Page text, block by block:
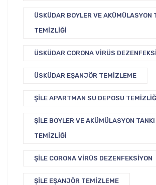
ÜSKÜDAR BOYLER VE AKÜMÜLASYON
TEMIZLIĞI
ÜSKÜDAR CORONA VIRÜS
ÜSKÜDAR EŞANJÖR TEMIZLEME
ŞILE APARTMAN SU DEPOSU
ŞILE BOYLER VE AKÜMÜLASYON TANKI
TEMIZLIĞI
ŞILE CORONA VIRÜS DEZENFEKSIYON
ŞILE EŞANJÖR TEMIZLEME